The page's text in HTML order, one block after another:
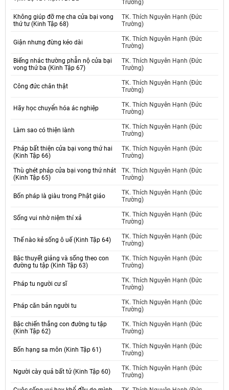
Trường)
Không giúp đỡ mẹ cha cửa bại vong
thứ tư (Kinh Tập 68)
TK. Thích Nguyên Hạnh (Đức
Trường)
Giận nhưng đừng kéo dài
TK. Thích Nguyên Hạnh (Đức
Trường)
Biếng nhác thường phẫn nộ cửa bại
vong thứ ba (Kinh Tập 67)
TK. Thích Nguyên Hạnh (Đức
Trường)
Công đức chân thật
TK. Thích Nguyên Hạnh (Đức
Trường)
Hãy học chuyển hóa ác nghiệp
TK. Thích Nguyên Hạnh (Đức
Trường)
Làm sao có thiện lành
TK. Thích Nguyên Hạnh (Đức
Trường)
Pháp bất thiện cửa bại vong thứ hai
(Kinh Tập 66)
TK. Thích Nguyên Hạnh (Đức
Trường)
Thù ghét pháp cửa bại vong thứ nhát
(Kinh Tập 65)
TK. Thích Nguyên Hạnh (Đức
Trường)
Bốn pháp là giàu trong Phật giáo
TK. Thích Nguyên Hạnh (Đức
Trường)
Sống vui nhờ niệm thí xả
TK. Thích Nguyên Hạnh (Đức
Trường)
Thế nào kẻ sống ô uế (Kinh Tập 64)
TK. Thích Nguyên Hạnh (Đức
Trường)
Bậc thuyết giảng và sống theo con
đường tu tập (Kinh Tập 63)
TK. Thích Nguyên Hạnh (Đức
Trường)
Pháp tu người cư sĩ
TK. Thích Nguyên Hạnh (Đức
Trường)
Pháp căn bản người tu
TK. Thích Nguyên Hạnh (Đức
Trường)
Bậc chiến thắng con đường tu tập
(Kinh Tập 62)
TK. Thích Nguyên Hạnh (Đức
Trường)
Bốn hạng sa môn (Kinh Tập 61)
TK. Thích Nguyên Hạnh (Đức
Trường)
Người cày quả bất tử (Kinh Tập 60)
TK. Thích Nguyên Hạnh (Đức
Trường)